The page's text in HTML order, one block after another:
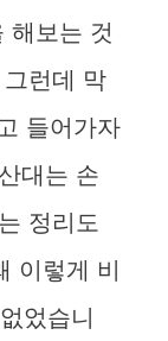
해보는 것
런데 막
들어가자
대는 손
정리도
이렇게 비
었습니